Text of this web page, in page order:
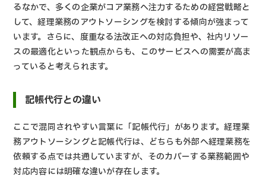
るなかで、多くの企業がコア業務へ注力するための経営戦略と
して、経理業務のアウトソーシングを検討する傾向が強まって
います。さらに、度重なる法改正への対応負担や、社内リソー
スの最適化といった観点からも、このサービスへの需要が高ま
っていると考えられます。
記帳代行との違い
ここで混同されやすい言葉に「記帳代行」があります。経理業
務アウトソーシングと記帳代行は、どちらも外部へ経理業務を
依頼する点では共通していますが、そのカバーする業務範囲や
対応内容には明確な違いが存在します。